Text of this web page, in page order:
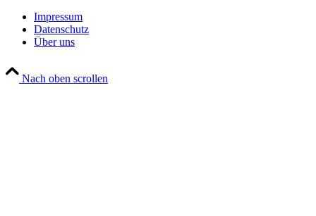
Impressum
Datenschutz
Über uns
Nach oben scrollen